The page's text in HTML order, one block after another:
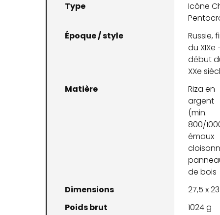
Type
Icône
Époque / style
Russie,
du XIXe
début
XXe
Matière
Riza en
argent
(min.
800/
émaux
de bois
Dimensions
27,5 x
Poids brut
1024 g